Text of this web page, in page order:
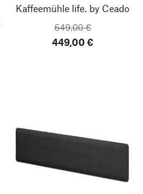
Kaffeemühle life. by Ceado
649,00 €
449,00 €